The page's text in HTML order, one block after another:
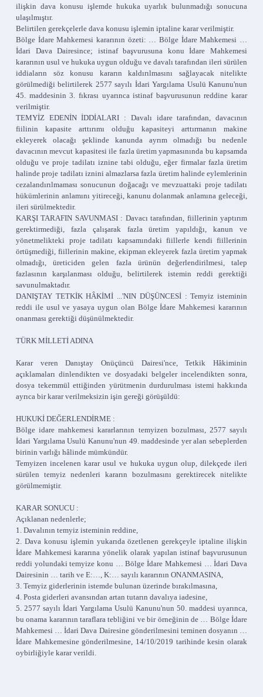
ilişkin dava konusu işlemde hukuka uyarlık bulunmadığı sonucuna
ulaşılmıştır.
Belirtilen gerekçelerle dava konusu işlemin iptaline karar verilmiştir.
Bölge İdare Mahkemesi kararının özeti: … Bölge İdare Mahkemesi …
İdari Dava Dairesince; istinaf başvurusuna konu İdare Mahkemesi
kararının usul ve hukuka uygun olduğu ve davalı tarafından ileri sürülen
iddiaların söz konusu kararın kaldırılmasını sağlayacak nitelikte
görülmediği belirtilerek 2577 sayılı İdari Yargılama Usulü Kanunu'nun
45. maddesinin 3. fıkrası uyarınca istinaf başvurusunun reddine karar
verilmiştir.
TEMYİZ EDENİN İDDİALARI : Davalı idare tarafından, davacının
fiilinin kapasite arttırımı olduğu kapasiteyi arttırmanın makine
ekleyerek olacağı şeklinde kanunda ayrım olmadığı bu nedenle
davacının mevcut kapasitesi ile fazla üretim yapmasınında bu kapsamda
olduğu ve proje tadilatı iznine tabi olduğu, eğer firmalar fazla üretim
halinde proje tadilatı iznini almazlarsa fazla üretim halinde eylemlerinin
cezalandırılmaması sonucunun doğacağı ve mevzuattaki proje tadilatı
hükümlerinin anlamını yitireceği, kanunu dolanmak anlamına geleceği,
ileri sürülmektedir.
KARŞI TARAFIN SAVUNMASI : Davacı tarafından, fiillerinin yaptırım
gerektirmediği, fazla çalışarak fazla üretim yapıldığı, kanun ve
yönetmelikteki proje tadilatı kapsamındaki fiillerle kendi fiillerinin
örtüşmediği, fiillerinin makine, ekipman ekleyerek fazla üretim yapmak
olmadığı, üreticiden gelen fazla ürünün değerlendirilmesi, talep
fazlasının karşılanması olduğu, belirtilerek istemin reddi gerektiği
savunulmaktadır.
DANIŞTAY TETKİK HÂKİMİ ...'NIN DÜŞÜNCESİ : Temyiz isteminin
reddi ile usul ve yasaya uygun olan Bölge İdare Mahkemesi kararının
onanması gerektiği düşünülmektedir.
TÜRK MİLLETİ ADINA
Karar veren Danıştay Onüçüncü Dairesi'nce, Tetkik Hâkiminin
açıklamaları dinlendikten ve dosyadaki belgeler incelendikten sonra,
dosya tekemmül ettiğinden yürütmenin durdurulması istemi hakkında
ayrıca bir karar verilmeksizin işin gereği görüşüldü:
HUKUKİ DEĞERLENDİRME :
Bölge idare mahkemesi kararlarının temyizen bozulması, 2577 sayılı
İdari Yargılama Usulü Kanunu'nun 49. maddesinde yer alan sebeplerden
birinin varlığı hâlinde mümkündür.
Temyizen incelenen karar usul ve hukuka uygun olup, dilekçede ileri
sürülen temyiz nedenleri kararın bozulmasını gerektirecek nitelikte
görülmemiştir.
KARAR SONUCU :
Açıklanan nedenlerle;
1. Davalının temyiz isteminin reddine,
2. Dava konusu işlemin yukarıda özetlenen gerekçeyle iptaline ilişkin
İdare Mahkemesi kararına yönelik olarak yapılan istinaf başvurusunun
reddi yolundaki temyize konu … Bölge İdare Mahkemesi … İdari Dava
Dairesinin … tarih ve E:…, K:… sayılı kararının ONANMASINA,
3. Temyiz giderlerinin istemde bulunan üzerinde bırakılmasına,
4. Posta giderleri avansından artan tutarın davalıya iadesine,
5. 2577 sayılı İdari Yargılama Usulü Kanunu'nun 50. maddesi uyarınca,
bu onama kararının taraflara tebliğini ve bir örneğinin de … Bölge İdare
Mahkemesi … İdari Dava Dairesine gönderilmesini teminen dosyanın …
İdare Mahkemesine gönderilmesine, 14/10/2019 tarihinde kesin olarak
oybirliğiyle karar verildi.